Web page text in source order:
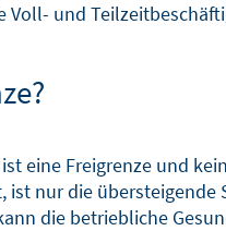
und
eine Freigrenze und
ist nur die
die betriebliche